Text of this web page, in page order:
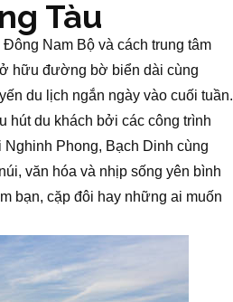
Tàu
Nam Bộ và cách trung tâm
hữu đường bờ biển dài cùng
du lịch ngắn ngày vào cuối tuần.
hút du khách bởi các công trình
Phong, Bạch Dinh cùng
văn hóa và nhịp sống yên bình
bạn, cặp đôi hay những ai muốn